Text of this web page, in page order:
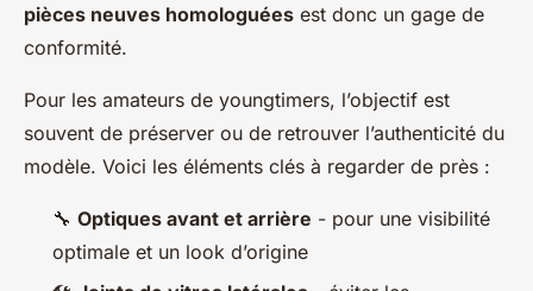
pièces neuves homologuées est donc un gage de
conformité.
Pour les amateurs de youngtimers, l’objectif est
souvent de préserver ou de retrouver l’authenticité du
modèle. Voici les éléments clés à regarder de près :
🔧 Optiques avant et arrière - pour une visibilité
optimale et un look d’origine